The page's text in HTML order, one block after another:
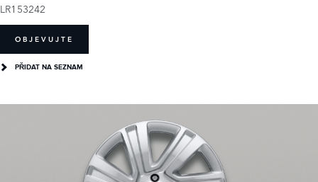
LR153242
OBJEVUJTE
PŘIDAT NA SEZNAM